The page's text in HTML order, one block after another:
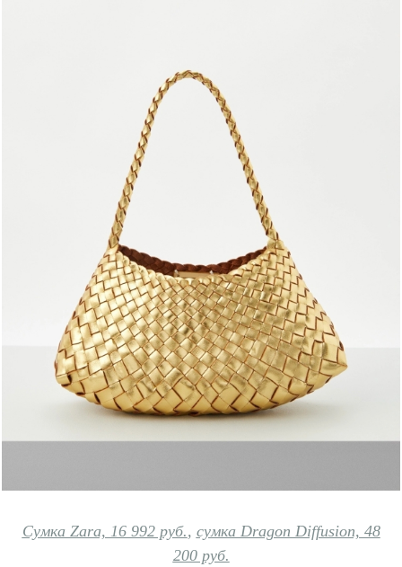
Сумка Zara, 16 992 руб., сумка Dragon Diffusion, 48
200 руб.